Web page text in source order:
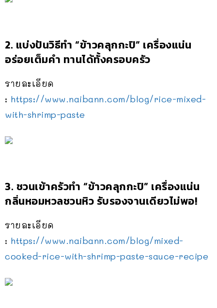
2. แบ่งปันวิธีทำ “ข้าวคลุกกะปิ” เครื่องแน่น
อร่อยเต็มคำ ทานได้ทั้งครอบครัว
รายละเอียด
: https://www.naibann.com/blog/rice-mixed-
with-shrimp-paste
3. ชวนเข้าครัวทำ “ข้าวคลุกกะปิ” เครื่องแน่น
กลิ่นหอมหวลชวนหิว รับรองจานเดียวไม่พอ!
รายละเอียด
: https://www.naibann.com/blog/mixed-
cooked-rice-with-shrimp-paste-sauce-recipe